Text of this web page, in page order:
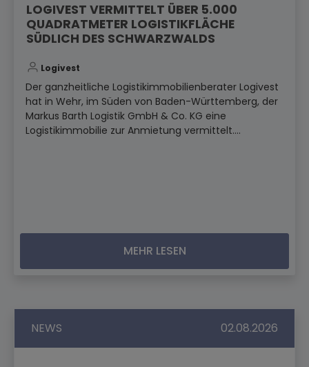
LOGIVEST VERMITTELT ÜBER 5.000
QUADRATMETER LOGISTIKFLÄCHE
SÜDLICH DES SCHWARZWALDS
Logivest
Der ganzheitliche Logistikimmobilienberater Logivest
hat in Wehr, im Süden von Baden-Württemberg, der
Markus Barth Logistik GmbH & Co. KG eine
Logistikimmobilie zur Anmietung vermittelt....
MEHR LESEN
NEWS 02.08.2026